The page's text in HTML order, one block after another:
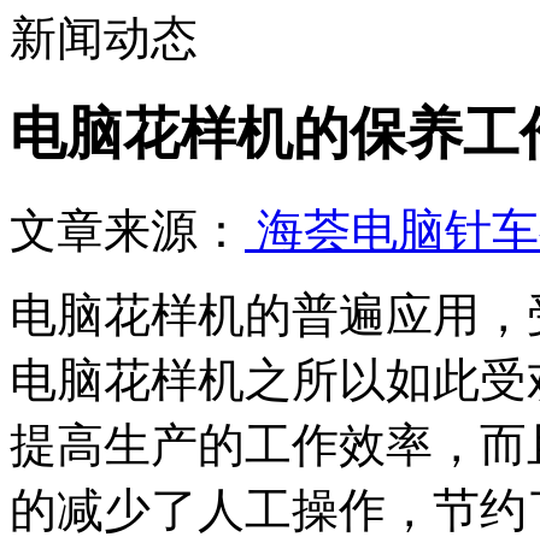
新闻动态
电脑花样机的保养工
文章来源：
海荟电脑针
电脑花样机的普遍应用
电脑花样机之所以如此
提高生产的工作效率，
的减少了人工操作，节